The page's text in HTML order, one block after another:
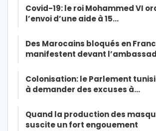
Covid-19: le roi Mohammed VI
l’envoi d’une aide à 15…
Des Marocains bloqués en
manifestent devant
Colonisation: le Parlement
à demander des excuses à…
Quand la production des
suscite un fort engouement